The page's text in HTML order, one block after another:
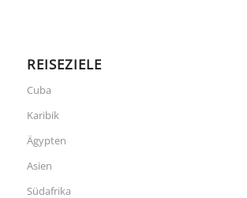
REISEZIELE
Cuba
Karibik
Ägypten
Asien
Südafrika